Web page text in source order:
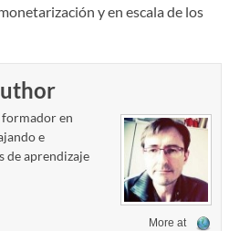
y en escala de los
formador en
e
de aprendizaje
More at